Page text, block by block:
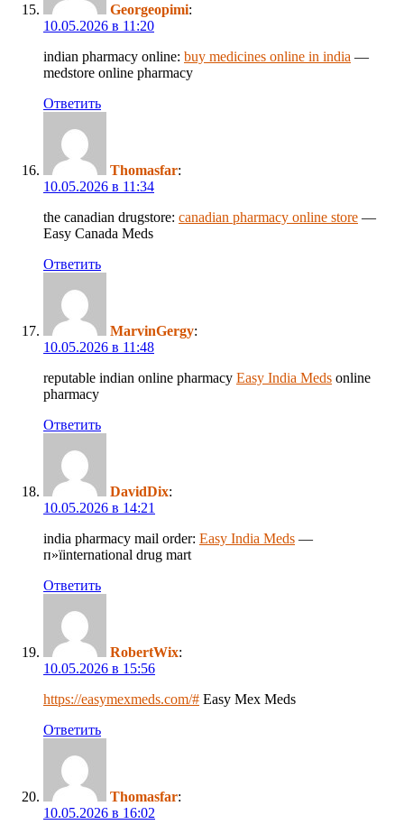
Georgeopimi:
10.05.2026 в 11:20
indian pharmacy online: buy medicines online in india —
medstore online pharmacy
Ответить
Thomasfar:
10.05.2026 в 11:34
the canadian drugstore: canadian pharmacy online store —
Easy Canada Meds
Ответить
MarvinGergy:
10.05.2026 в 11:48
reputable indian online pharmacy Easy India Meds online
pharmacy
Ответить
DavidDix:
10.05.2026 в 14:21
india pharmacy mail order: Easy India Meds —
п»їinternational drug mart
Ответить
RobertWix:
10.05.2026 в 15:56
https://easymexmeds.com/# Easy Mex Meds
Ответить
Thomasfar:
10.05.2026 в 16:02